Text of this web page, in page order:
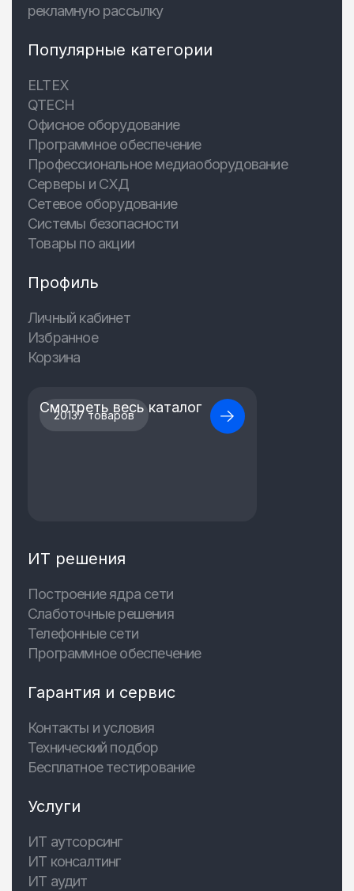
рекламную рассылку
Популярные категории
ELTEX
QTECH
Офисное оборудование
Программное обеспечение
Профессиональное медиаоборудование
Серверы и СХД
Сетевое оборудование
Системы безопасности
Товары по акции
Профиль
Личный кабинет
Избранное
Корзина
20137 товаров
Смотреть весь каталог
ИТ решения
Построение ядра сети
Слаботочные решения
Телефонные сети
Программное обеспечение
Гарантия и сервис
Контакты и условия
Технический подбор
Бесплатное тестирование
Услуги
ИТ аутсорсинг
ИТ консалтинг
ИТ аудит